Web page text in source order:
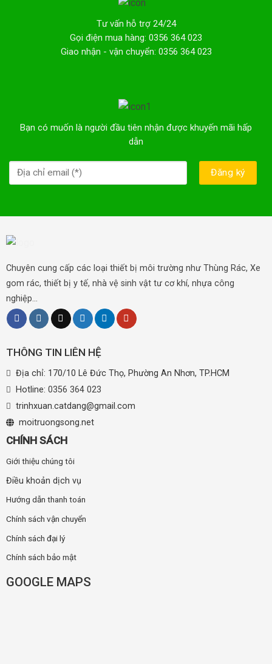
Tư vấn hỗ trợ 24/24
Gọi điện mua hàng: 0356 364 023
Giao nhận - vận chuyển: 0356 364 023
Bạn có muốn là người đầu tiên nhận được khuyến mãi hấp
dẫn
Chuyên cung cấp các loại thiết bị môi trường như Thùng Rác, Xe
gom rác, thiết bị y tế, nhà vệ sinh vật tư cơ khí, nhựa công
nghiệp...
THÔNG TIN LIÊN HỆ
Địa chỉ: 170/10 Lê Đức Thọ, Phường An Nhơn, TP.HCM
Hotline: 0356 364 023
trinhxuan.catdang@gmail.com
moitruongsong.net
CHÍNH SÁCH
Giới thiệu chúng tôi
Điều khoản dịch vụ
Hướng dẫn thanh toán
Chính sách vận chuyển
Chính sách đại lý
Chính sách bảo mật
GOOGLE MAPS